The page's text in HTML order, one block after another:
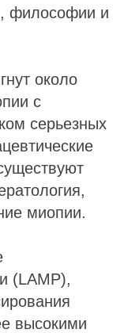
философии и
около
с
серьезных
миопии.
(LAMP),
высокими